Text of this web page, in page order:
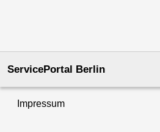
ServicePortal Berlin
Impressum